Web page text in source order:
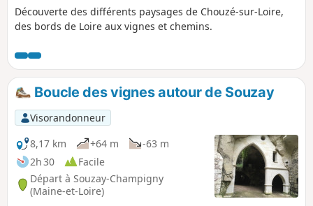
Découverte des différents paysages de Chouzé-sur-Loire,
des bords de Loire aux vignes et chemins.
Boucle des vignes autour de Souzay
Visorandonneur
8,17 km
+64 m
-63 m
2h 30
Facile
Départ à Souzay-Champigny
(Maine-et-Loire)